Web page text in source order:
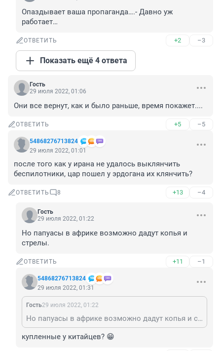
Опаздывает ваша пропаганда….- Давно уж
работает…
ОТВЕТИТЬ +2 –3
Показать ещё 4 ответа
Гость
29 июля 2022, 01:06
Они все вернут, как и было раньше, время покажет....
ОТВЕТИТЬ +5 –5
54868276713824
29 июля 2022, 01:01
после того как у ирана не удалось выклянчить
беспилотники, цар пошел у эрдогана их клянчить?
ОТВЕТИТЬ 8 +13 –4
Гость
29 июля 2022, 01:22
Но папуасы в африке возможно дадут копья и
стрелы.
ОТВЕТИТЬ +11 –1
54868276713824
29 июля 2022, 01:31
Гость29 июля 2022, 01:22
Но папуасы в африке возможно дадут копья и стрелы.
купленные у китайцев? 😁